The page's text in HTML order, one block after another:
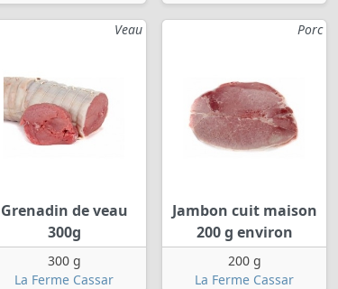
Veau
Grenadin de veau
300g
300 g
La Ferme Cassar
Porc
Jambon cuit maison
200 g environ
200 g
La Ferme Cassar